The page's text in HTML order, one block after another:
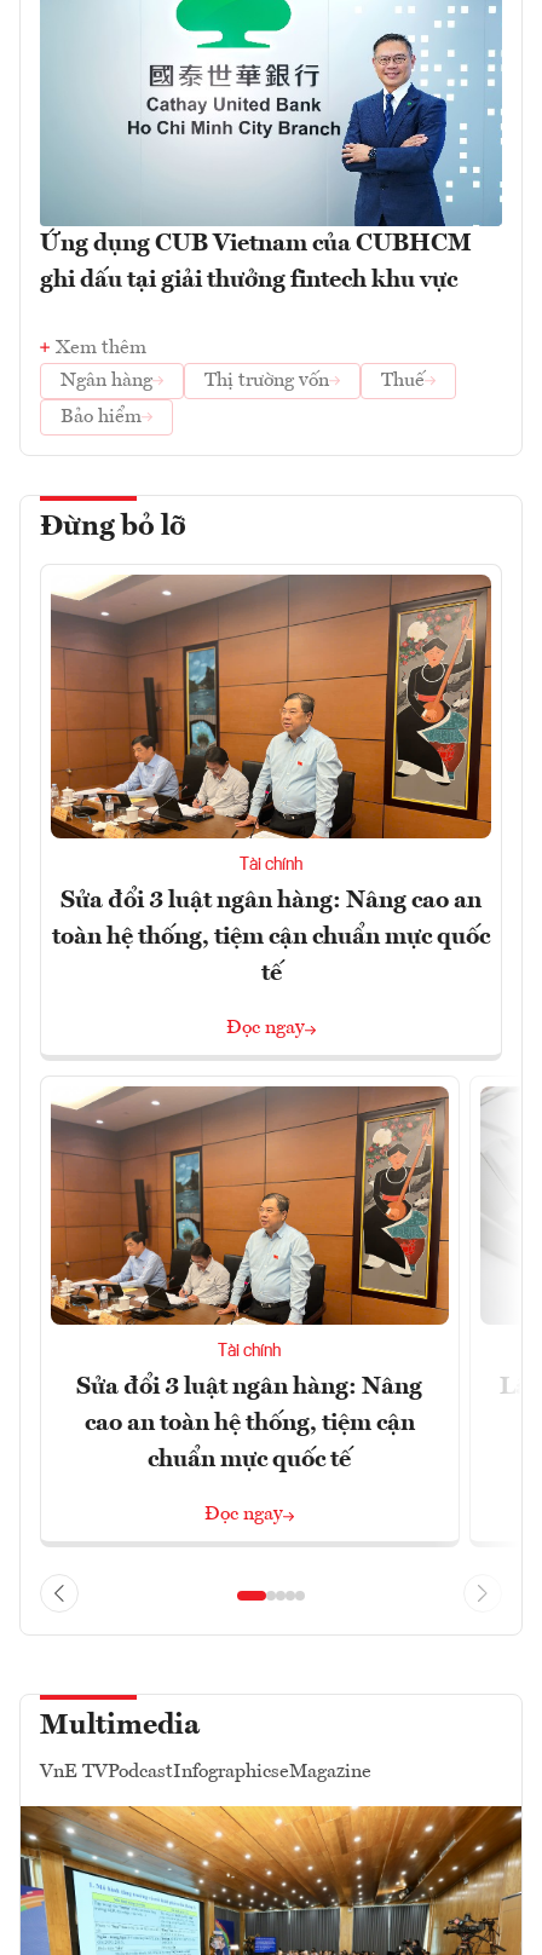
Ứng dụng CUB Vietnam của CUBHCM
ghi dấu tại giải thưởng fintech khu vực
Xem thêm
Ngân hàng
Thị trường vốn
Thuế
Bảo hiểm
Đừng bỏ lỡ
Tài chính
Sửa đổi 3 luật ngân hàng: Nâng cao an
toàn hệ thống, tiệm cận chuẩn mực quốc
tế
Đọc ngay
Tài chính
Sửa đổi 3 luật ngân hàng: Nâng
cao an toàn hệ thống, tiệm cận
chuẩn mực quốc tế
Đọc ngay
Lãi
Multimedia
VnE TVPodcastInfographicseMagazine